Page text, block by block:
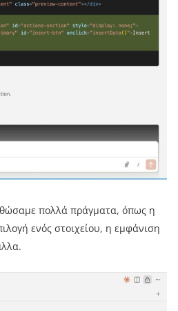
πολλά πράγματα, όπως η
ενός στοιχείου, η εμφάνιση